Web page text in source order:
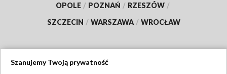
OPOLE / POZNAŃ / RZESZÓW /
SZCZECIN / WARSZAWA / WROCŁAW
Szanujemy Twoją prywatność